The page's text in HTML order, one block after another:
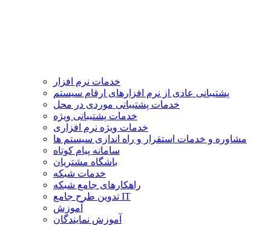
خدمات نرم افزار
پشتیبانی عادی از نرم افزارهای ارقام سیستم
خدمات پشتیبانی موردی در محل
خدمات پشتیبانی ویژه
خدمات ویژه نرم افزاری
مشاوره و خدمات استقرار و راه اندازی سیستم ها
سامانه پیام کوتاه
باشگاه مشتریان
خدمات شبکه
راهکارهای جامع شبکه
تدوین طرح جامع IT
آموزش
آموزش نمایندگان